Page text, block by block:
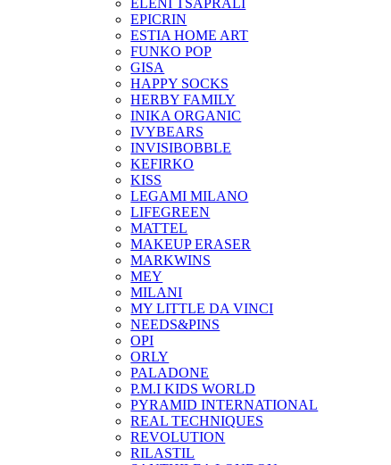
ELENI TSAPRALI
EPICRIN
ESTIA HOME ART
FUNKO POP
GISA
HAPPY SOCKS
HERBY FAMILY
INIKA ORGANIC
IVYBEARS
INVISIBOBBLE
KEFIRKO
KISS
LEGAMI MILANO
LIFEGREEN
MATTEL
MAKEUP ERASER
MARKWINS
MEY
MILANI
MY LITTLE DA VINCI
NEEDS&PINS
OPI
ORLY
PALADONE
P.M.I KIDS WORLD
PYRAMID INTERNATIONAL
REAL TECHNIQUES
REVOLUTION
RILASTIL